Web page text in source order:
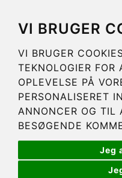
VI BRUGER
VI BRUGER
TEKNOLOGIER FOR
OPLEVELSE PÅ
PERSONALISERET
ANNONCER OG TIL
BESØGENDE
Jeg